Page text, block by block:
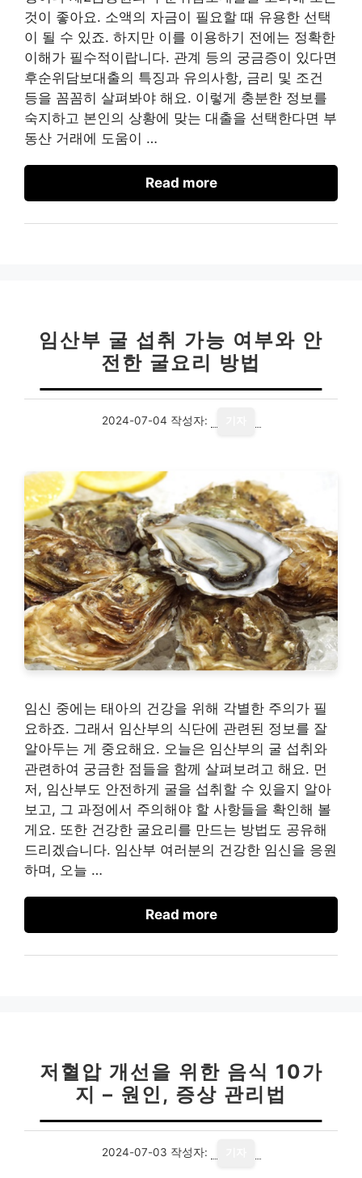
것이 좋아요. 소액의 자금이 필요할 때 유용한 선택
이 될 수 있죠. 하지만 이를 이용하기 전에는 정확한
이해가 필수적이랍니다. 관계 등의 궁금증이 있다면
후순위담보대출의 특징과 유의사항, 금리 및 조건
등을 꼼꼼히 살펴봐야 해요. 이렇게 충분한 정보를
숙지하고 본인의 상황에 맞는 대출을 선택한다면 부
동산 거래에 도움이 …
Read more
임산부 굴 섭취 가능 여부와 안
전한 굴요리 방법
2024-07-04 작성자:
임신 중에는 태아의 건강을 위해 각별한 주의가 필
요하죠. 그래서 임산부의 식단에 관련된 정보를 잘
알아두는 게 중요해요. 오늘은 임산부의 굴 섭취와
관련하여 궁금한 점들을 함께 살펴보려고 해요. 먼
저, 임산부도 안전하게 굴을 섭취할 수 있을지 알아
보고, 그 과정에서 주의해야 할 사항들을 확인해 볼
게요. 또한 건강한 굴요리를 만드는 방법도 공유해
드리겠습니다. 임산부 여러분의 건강한 임신을 응원
하며, 오늘 …
Read more
저혈압 개선을 위한 음식 10가
지 – 원인, 증상 관리법
2024-07-03 작성자: